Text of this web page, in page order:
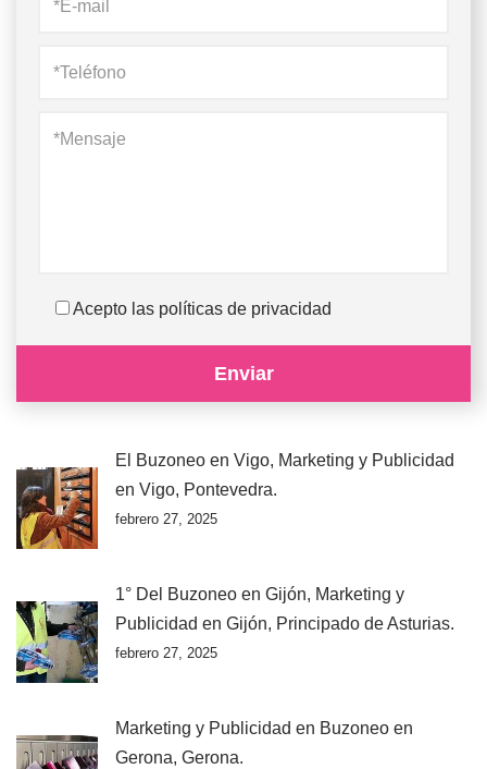
Acepto las políticas de privacidad
El Buzoneo en Vigo, Marketing y Publicidad
en Vigo, Pontevedra.
febrero 27, 2025
1° Del Buzoneo en Gijón, Marketing y
Publicidad en Gijón, Principado de Asturias.
febrero 27, 2025
Marketing y Publicidad en Buzoneo en
Gerona, Gerona.